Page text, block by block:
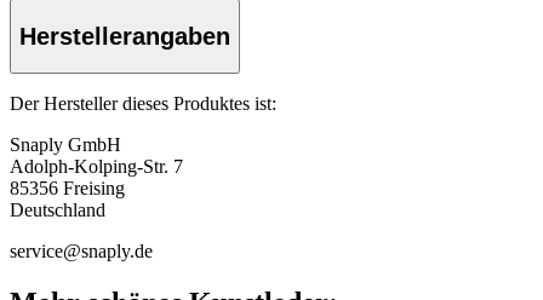
Herstellerangaben
Der Hersteller dieses Produktes ist:
Snaply GmbH
Adolph-Kolping-Str. 7
85356 Freising
Deutschland
service@snaply.de